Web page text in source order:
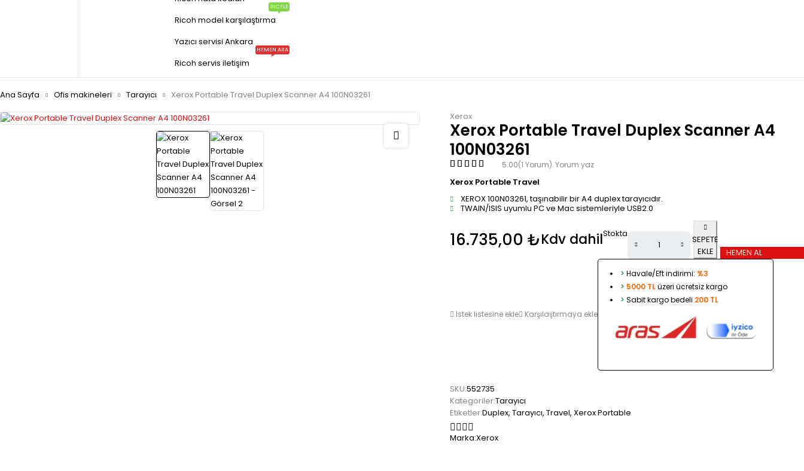
Ricoh model karşılaştırma
İNCELE
Yazıcı servisi Ankara
Ricoh servis iletişim
HEMEN ARA
Ana Sayfa Ofis makineleri Tarayıcı
Xerox Portable Travel Duplex Scanner A4 100N03261
Xerox
Xerox Portable Travel Duplex Scanner A4
100N03261
5.00(1 Yorum) Yorum yaz
Xerox Portable Travel
XEROX 100N03261, taşınabilir bir A4 duplex tarayıcıdır.
TWAIN/ISIS uyumlu PC ve Mac sistemleriyle USB2.0
16.735,00 ₺Kdv dahilStokta
SEPETE
EKLE
HEMEN AL
İstek listesine ekle Karşılaştırmaya ekle
> Havale/Eft indirimi: %3
> 5000 TLüzeri ücretsiz kargo
> Sabit kargo bedeli 200 TL
SKU:552735
Kategoriler:Tarayıcı
Etiketler:Duplex, Tarayıcı, Travel, Xerox Portable
Marka:Xerox